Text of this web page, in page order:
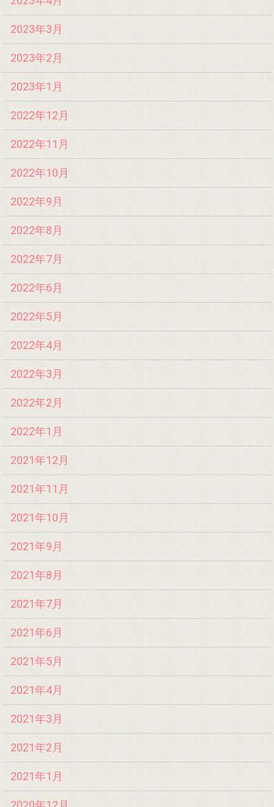
2023年3月
2023年2月
2023年1月
2022年12月
2022年11月
2022年10月
2022年9月
2022年8月
2022年7月
2022年6月
2022年5月
2022年4月
2022年3月
2022年2月
2022年1月
2021年12月
2021年11月
2021年10月
2021年9月
2021年8月
2021年7月
2021年6月
2021年5月
2021年4月
2021年3月
2021年2月
2021年1月